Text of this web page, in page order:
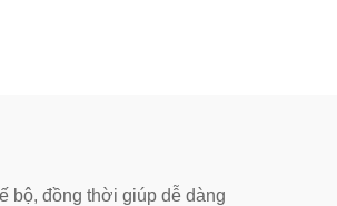
bộ, đồng thời giúp dễ dàng